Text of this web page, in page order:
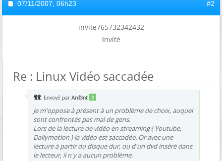
07/11/2007, 06h23 #2
invite765732342432
Invité
Re : Linux Vidéo saccadée
Envoyé par Ard3nt
Je m'oppose à présent à un problème de choix, auquel
sont confrontés pas mal de gens.
Lors de la lecture de vidéo en streaming ( Youtube,
Dailymotion ) la vidéo est saccadée. Or avec une
lecture à partir du disque dur, ou d'un dvd inséré dans
le lecteur, il n'y a aucun problème.